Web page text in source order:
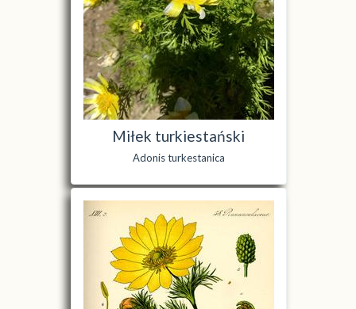
Miłek turkiestański
Adonis turkestanica